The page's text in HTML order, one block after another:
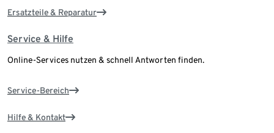
Ersatzteile & Reparatur
Service & Hilfe
Online-Services nutzen & schnell Antworten finden.
Service-Bereich
Hilfe & Kontakt